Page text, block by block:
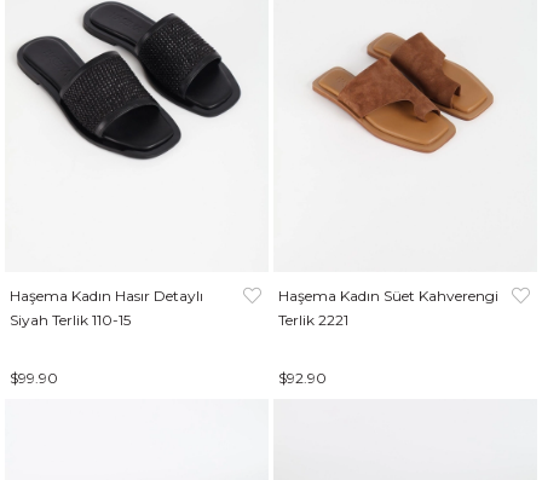
Haşema Kadın Hasır Detaylı
Siyah Terlik 110-15
$99.90
Haşema Kadın Süet Kahverengi
Terlik 2221
$92.90